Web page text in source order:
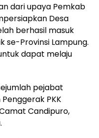
dari upaya Pemkab
Desa
berhasil masuk
se-Provinsi Lampung.
dapat melaju
pejabat
PKK
Candipuro,